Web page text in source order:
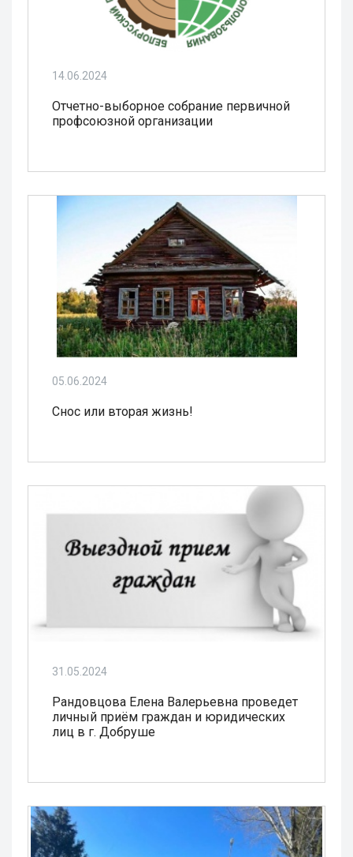
14.06.2024
Отчетно-выборное собрание первичной
профсоюзной организации
05.06.2024
Снос или вторая жизнь!
31.05.2024
Рандовцова Елена Валерьевна проведет
личный приём граждан и юридических
лиц в г. Добруше